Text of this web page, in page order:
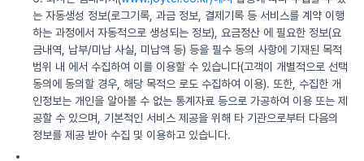
는 자동생성 정보(로그기록, 과금 정보, 결제기록 등 서비스를 계약 이행
하는 과정에서 자동적으로 생성되는 정보), 요금정산 에 필요한 정보(요
금내역, 납부/미납 사실, 미납액 등) 등을 필수 동의 사항에 기재된 목적
범위 내 에서 수집하여 이를 이용할 수 있습니다(고객이 개별적으로 선택
동의에 동의할 경우, 해당 목적으 로도 수집하여 이용). 또한, 수집한 개
인정보는 개인을 알아볼 수 없는 통계자료 등으로 가공하여 이용 또는 제
공할 수 있으며, 기본적인 서비스 제공을 위해 타 기관으로부터 다음의
정보를 제공 받아 수집 및 이용하고 있습니다.